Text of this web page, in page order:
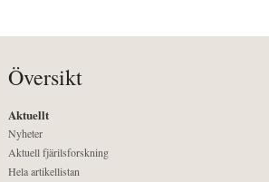
Översikt
Aktuellt
Nyheter
Aktuell fjärilsforskning
Hela artikellistan